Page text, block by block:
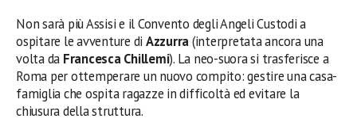
Non sarà più Assisi e il Convento degli Angeli Custodi a
ospitare le avventure di Azzurra(interpretata ancora una
volta da Francesca Chillemi). La neo-suora si trasferisce a
Roma per ottemperare un nuovo compito: gestire una casa-
famiglia che ospita ragazze in difficoltà ed evitare la
chiusura della struttura.